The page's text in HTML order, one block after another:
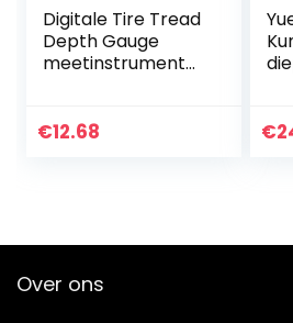
Digitale Tire Tread
Depth Gauge
meetinstrument
omschakelbaar
€12.68 €
Over ons